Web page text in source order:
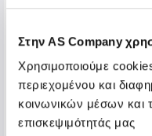
Στην AS Company
Χρησιμοποιούμε
περιεχομένου και
κοινωνικών μέσων και
επισκεψιμότητάς μας
Chicco Βρεφικός